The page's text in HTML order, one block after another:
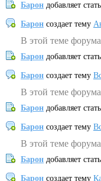
Барон добавляет
Барон создает тему
В этой теме
Барон добавляет
Барон создает тему
В этой теме
Барон добавляет
Барон создает тему
В этой теме
Барон добавляет
Барон создает тему